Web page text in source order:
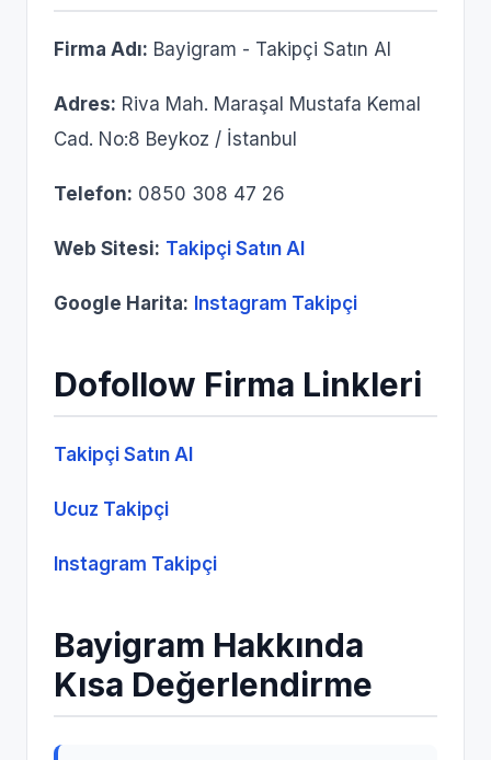
Firma Adı: Bayigram - Takipçi Satın Al
Adres: Riva Mah. Maraşal Mustafa Kemal
Cad. No:8 Beykoz / İstanbul
Telefon: 0850 308 47 26
Web Sitesi: Takipçi Satın Al
Google Harita: Instagram Takipçi
Dofollow Firma Linkleri
Takipçi Satın Al
Ucuz Takipçi
Instagram Takipçi
Bayigram Hakkında
Kısa Değerlendirme